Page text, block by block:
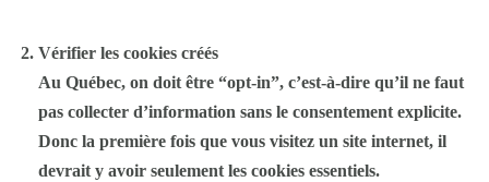
Vérifier les cookies créés
Au Québec, on doit être “opt-in”, c’est-à-dire qu’il ne faut
pas collecter d’information sans le consentement explicite.
Donc la première fois que vous visitez un site internet, il
devrait y avoir seulement les cookies essentiels.